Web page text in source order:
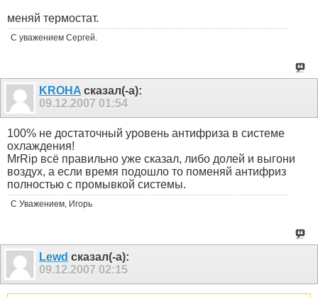
меняй термостат.
С уважением Сергей.
KROHA сказал(-а):
09.12.2007 01:54
100% не достаточный уровень антифриза в системе
охлаждения!
MrRip всё правильно уже сказал, либо долей и выгони
воздух, а если время подошло то поменяй антифриз
полностью с промывкой системы.
С Уважением, Игорь
Lewd сказал(-а):
09.12.2007 02:15